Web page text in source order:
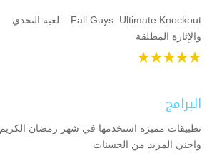
Fall Guys: Ultimate Knockout – لعبة التحدي
والإثارة المطلقة
البرامج
تطبيقات مميزة استخدمها في شهر رمضان الكريم
واجني المزيد من الحسنات